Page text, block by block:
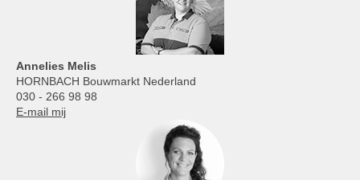
Annelies Melis
HORNBACH Bouwmarkt Nederland
030 - 266 98 98
E-mail mij